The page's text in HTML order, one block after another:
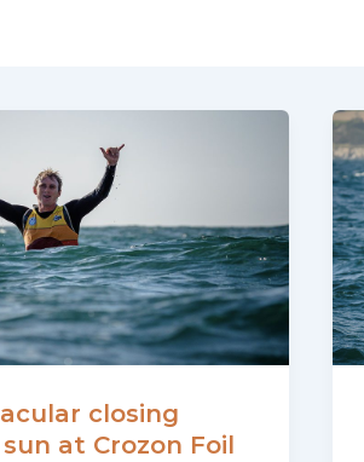
closing
at Crozon Foil